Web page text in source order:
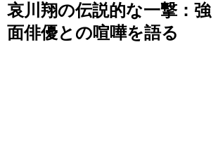
哀川翔の伝説的な一撃：強
面俳優との喧嘩を語る